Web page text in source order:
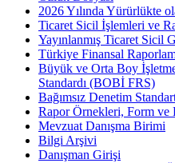
2026 Yılında Yürürlükte
Ticaret Sicil İşlemleri ve
Yayınlanmış Ticaret Sicil
Türkiye Finansal
Büyük ve Orta Boy
Standardı (BOBİ FRS)
Bağımsız Denetim
Rapor Örnekleri, Form ve
Mevzuat Danışma Birimi
Bilgi Arşivi
Danışman Girişi